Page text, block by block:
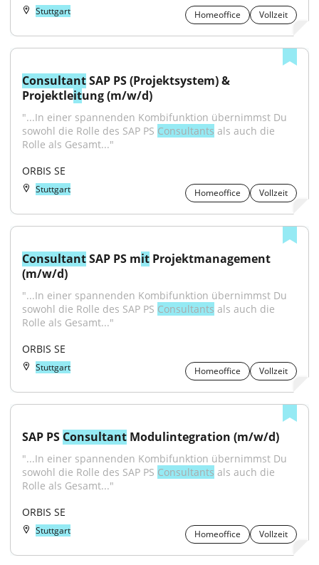
Stuttgart Homeoffice Vollzeit
Consultant SAP PS (Projektsystem) &
Projektleitung (m/w/d)
"...In einer spannenden Kombifunktion übernimmst Du
sowohl die Rolle des SAP PS Consultants als auch die
Rolle als Gesamt..."
ORBIS SE
Stuttgart Homeoffice Vollzeit
Consultant SAP PS mit Projektmanagement
(m/w/d)
"...In einer spannenden Kombifunktion übernimmst Du
sowohl die Rolle des SAP PS Consultants als auch die
Rolle als Gesamt..."
ORBIS SE
Stuttgart Homeoffice Vollzeit
SAP PS Consultant Modulintegration (m/w/d)
"...In einer spannenden Kombifunktion übernimmst Du
sowohl die Rolle des SAP PS Consultants als auch die
Rolle als Gesamt..."
ORBIS SE
Stuttgart Homeoffice Vollzeit